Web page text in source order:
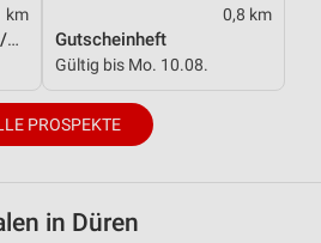
km
Haushaltselektronik 08/2026
0,8 km
Gutscheinheft
Gültig bis Mo. 10.08.
PROSPEKTE
in Düren